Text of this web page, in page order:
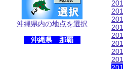
沖縄県内の地点を選択
沖縄県 那覇